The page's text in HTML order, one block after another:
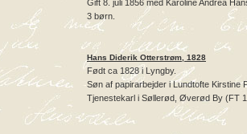
Gift 8. juli 1856 med Karoline Andrea
3 børn.
Hans Diderik Otterstrøm, 1828
Født ca 1828 i Lyngby.
Søn af papirarbejder i Lundtofte Kirstine
Tjenestekarl i Søllerød, Øverød By (FT